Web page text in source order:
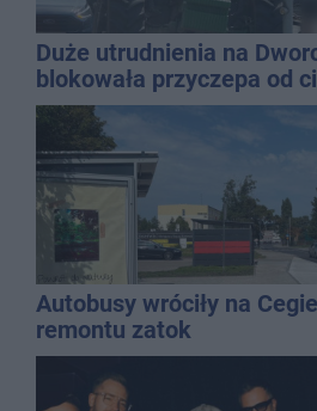
Duże utrudnienia na
blokowała przyczepa od
Autobusy wróciły na
remontu zatok